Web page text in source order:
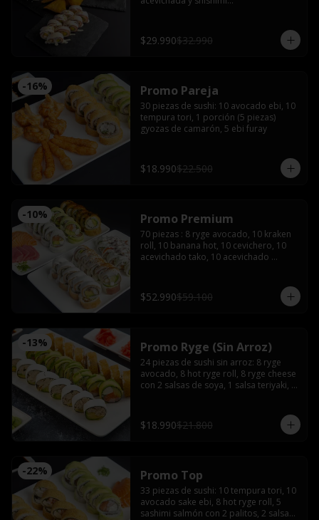
salmón con salsa acevichada.
Acevichado tako: Pulpo furay, palta
$29.990$32.990
-16% Promo Pareja
30 piezas de sushi: 10 avocado ebi, 10
tempura tori, 1 porción (5 piezas)
gyozas de camarón, 5 ebi furay
$18.990$22.500
-10% Promo Premium
70 piezas : 8 ryge avocado, 10 kraken
roll, 10 banana hot, 10 cevichero, 10
acevichado tako, 10 acevichado
de soya, 3 salsas teriyaki 5 palitos, 2
wasabi y 2 jengibre
$52.990$59.100
-13% Promo Ryge (Sin Arroz)
24 piezas de sushi sin arroz: 8 ryge
avocado, 8 hot ryge roll, 8 ryge cheese
con 2 salsas de soya, 1 salsa teriyaki, 2
$18.990$21.800
-22% Promo Top
33 piezas de sushi: 10 tempura tori, 10
avocado sake ebi, 8 hot ryge roll, 5
sashimi salmón con 2 palitos, 2 salsas